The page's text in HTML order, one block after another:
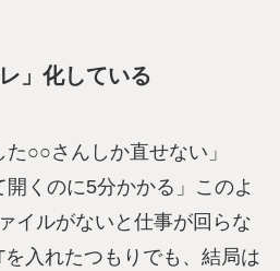
」化している
た○○さんしか直せない」
開くのに5分かかる」このよ
イルがないと仕事が回らな
入れたつもりでも、結局は